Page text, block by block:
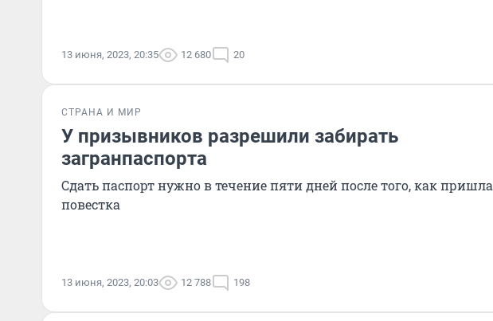
13 июня, 2023, 20:35 12 680 20
СТРАНА И МИР
У призывников разрешили забирать
загранпаспорта
Сдать паспорт нужно в течение пяти дней после того, как пришла
повестка
13 июня, 2023, 20:03 12 788 198